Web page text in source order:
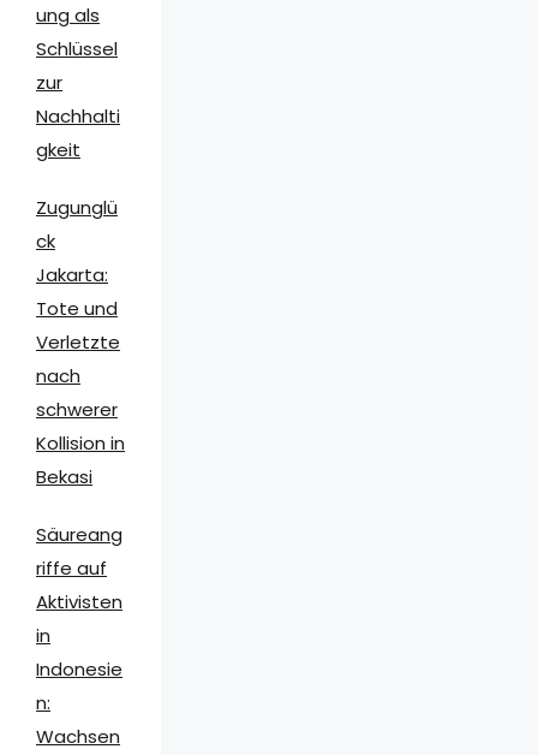
ung als
Schlüssel
zur
Nachhalti
gkeit
Zugunglü
ck
Jakarta:
Tote und
Verletzte
nach
schwerer
Kollision in
Bekasi
Säureang
riffe auf
Aktivisten
in
Indonesie
n:
Wachsen